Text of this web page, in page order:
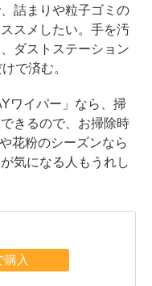
詰まりや粒子ゴミの
スメしたい。手を汚
ダストステーション
で済む。
ワイパー」なら、掃
きるので、お掃除時
花粉のシーズンなら
気になる人もうれし